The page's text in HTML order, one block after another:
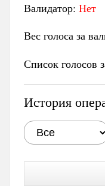
Валидатор: Нет
Вес голоса за
Список голосов
История